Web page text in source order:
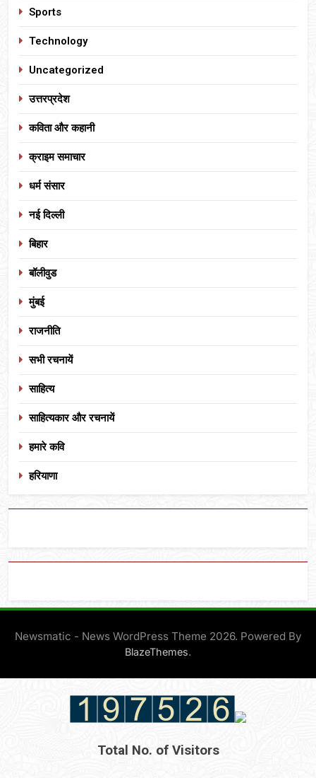
Sports
Technology
Uncategorized
उत्तरप्रदेश
कविता और कहानी
क्राइम समाचार
धर्म संसार
नई दिल्ली
बिहार
बॉलीवुड
मुंबई
राजनीति
सभी रचनायें
साहित्य
साहित्यकार और रचनायें
हमारे कवि
हरियाणा
Newsmatic - News WordPress Theme 2026. Powered By
BlazeThemes.
Total No. of Visitors